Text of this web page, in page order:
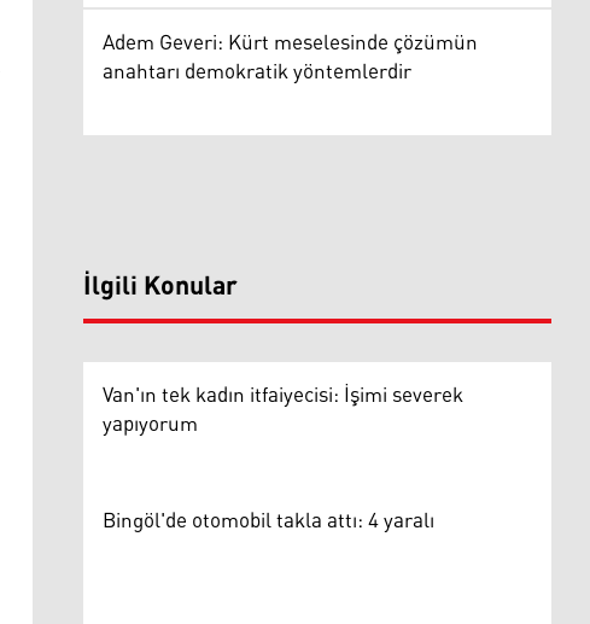
Adem Geveri: Kürt meselesinde çözümün
anahtarı demokratik yöntemlerdir
İlgili Konular
Van'ın tek kadın itfaiyecisi: İşimi severek
yapıyorum
Bingöl'de otomobil takla attı: 4 yaralı